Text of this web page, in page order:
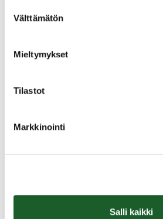
valinta
Välttämätön
Mieltymykset
Tilastot
Markkinointi
Salli kaikki
Poppelikatu 10